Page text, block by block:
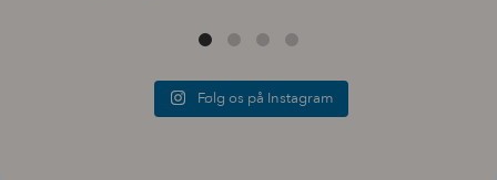
Følg os på Instagram